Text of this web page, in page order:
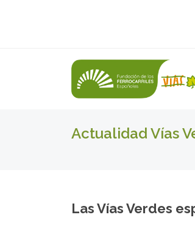
Actualidad Vías
Las Vías Verdes